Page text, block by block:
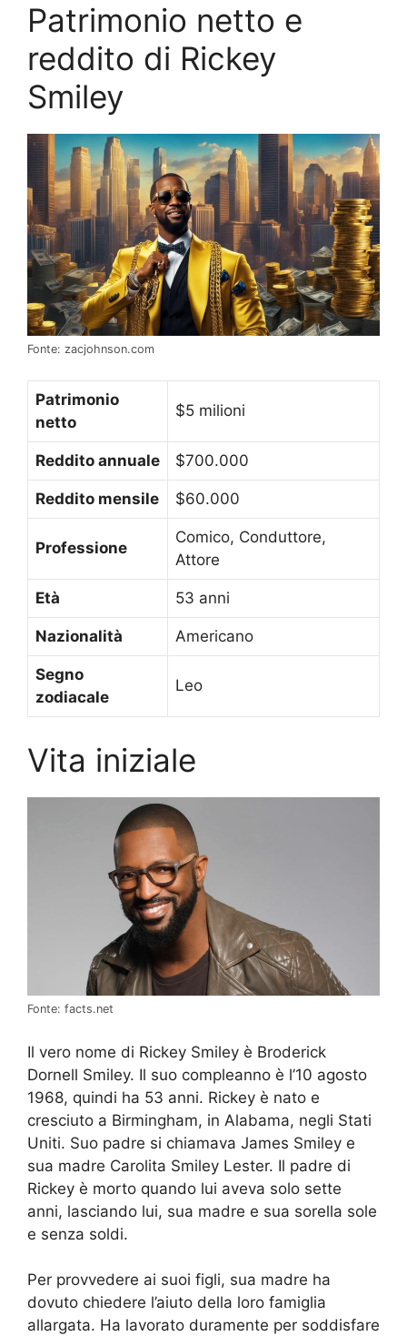
Patrimonio netto e
reddito di Rickey
Smiley
Fonte: zacjohnson.com
Patrimonio
netto
$5 milioni
Reddito annuale $700.000
Reddito mensile $60.000
Professione
Comico, Conduttore,
Attore
Età 53 anni
Nazionalità Americano
Segno
zodiacale
Leo
Vita iniziale
Fonte: facts.net
Il vero nome di Rickey Smiley è Broderick
Dornell Smiley. Il suo compleanno è l’10 agosto
1968, quindi ha 53 anni. Rickey è nato e
cresciuto a Birmingham, in Alabama, negli Stati
Uniti. Suo padre si chiamava James Smiley e
sua madre Carolita Smiley Lester. Il padre di
Rickey è morto quando lui aveva solo sette
anni, lasciando lui, sua madre e sua sorella sole
e senza soldi.
Per provvedere ai suoi figli, sua madre ha
dovuto chiedere l’aiuto della loro famiglia
allargata. Ha lavorato duramente per soddisfare